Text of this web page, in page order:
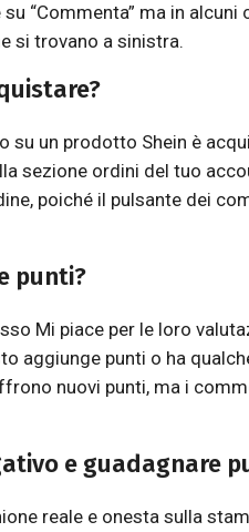
“Commenta” ma in alcuni
si trovano a sinistra.
su un prodotto Shein è
sezione ordini del tuo
poiché il pulsante dei
punti?
Mi piace per le loro
aggiunge punti o ha
nuovi punti, ma i
e guadagnare
reale e onesta sulla